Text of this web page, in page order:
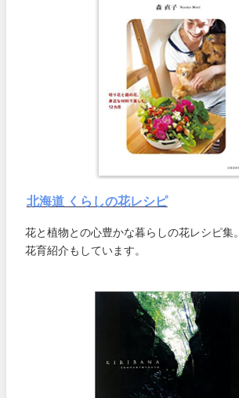
北海道 くらしの花レシピ
花と植物との心豊かな暮らしの花レシピ集。
花育紹介もしています。